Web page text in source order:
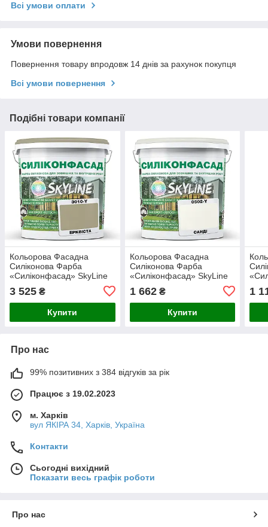
Всі умови оплати
Умови повернення
Повернення товару впродовж 14 днів за рахунок покупця
Всі умови повернення
Подібні товари компанії
Кольорова Фасадна
Силіконова Фарба
«Силіконфасад» SkyLine
3 525 ₴
Купити
Кольорова Фасадна
Силіконова Фарба
«Силіконфасад» SkyLine
1 662₴
Купити
1
Про нас
99% позитивних з 384 відгуків за рік
Працює з 19.02.2023
м. Харків
вул ЯКІРА 34, Харків, Україна
Контакти
Сьогодні вихідний
Показати весь графік роботи
Про нас